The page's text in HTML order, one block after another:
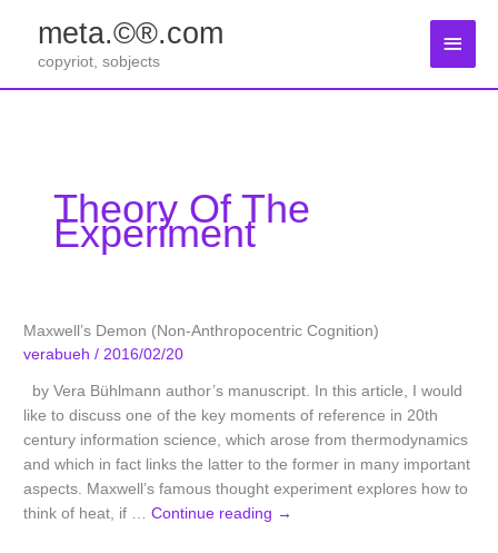
springen
meta.©®.com
copyriot, sobjects
Theory Of The
Experiment
Maxwell’s Demon (Non-Anthropocentric Cognition)
verabueh/ 2016/02/20
by Vera Bühlmann author’s manuscript. In this article, I would
like to discuss one of the key moments of reference in 20th
century information science, which arose from thermodynamics
and which in fact links the latter to the former in many important
aspects. Maxwell’s famous thought experiment explores how to
think of heat, if …Continue reading →